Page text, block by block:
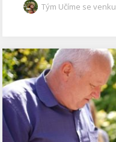
Tým Učíme se venku